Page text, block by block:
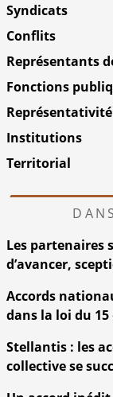
Syndicats
Conflits
Représentants
Fonctions
Représentativité
Institutions
Territorial
Les partenaires
d’avancer,
Accords
dans la loi du 15
Stellantis : les
collective se